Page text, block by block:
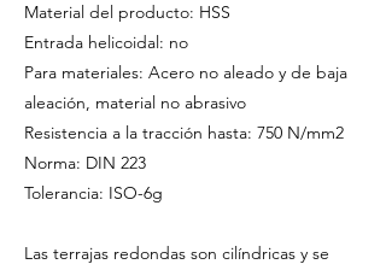
Material del producto: HSS
Entrada helicoidal: no
Para materiales: Acero no aleado y de baja
aleación, material no abrasivo
Resistencia a la tracción hasta: 750 N/mm2
Norma: DIN 223
Tolerancia: ISO-6g
Las terrajas redondas son cilíndricas y se